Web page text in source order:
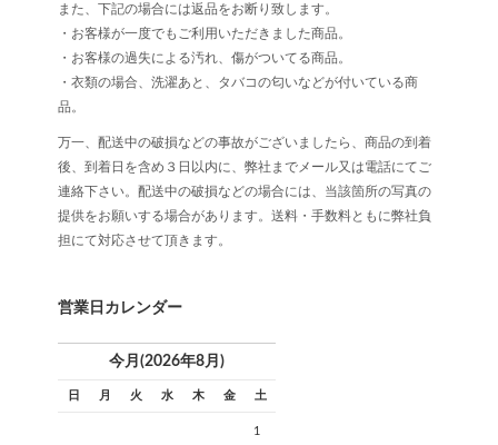
また、下記の場合には返品をお断り致します。
・お客様が一度でもご利用いただきました商品。
・お客様の過失による汚れ、傷がついてる商品。
・衣類の場合、洗濯あと、タバコの匂いなどが付いている商
品。
万一、配送中の破損などの事故がございましたら、商品の到着
後、到着日を含め３日以内に、弊社までメール又は電話にてご
連絡下さい。配送中の破損などの場合には、当該箇所の写真の
提供をお願いする場合があります。送料・手数料ともに弊社負
担にて対応させて頂きます。
営業日カレンダー
今月(2026年8月)
日 月 火 水 木 金 土
1